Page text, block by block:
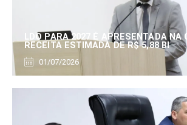
LDO PARA 2027 É APRESENTADA NA
RECEITA ESTIMADA DE R$ 5,88 BI
01/07/2026